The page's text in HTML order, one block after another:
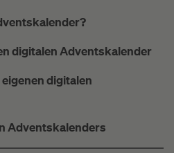
digitalen Adventskalender
digitalen
Adventskalenders